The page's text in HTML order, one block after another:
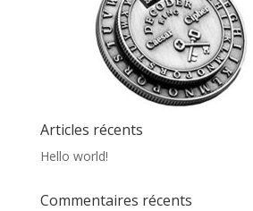
Articles récents
Hello world!
Commentaires récents